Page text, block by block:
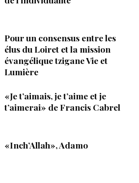
Pour un consensus entre les
élus du Loiret et la mission
évangélique tzigane Vie et
Lumière
«Je t’aimais, je t’aime et je
t’aimerai» de Francis Cabrel
«Inch’Allah», Adamo